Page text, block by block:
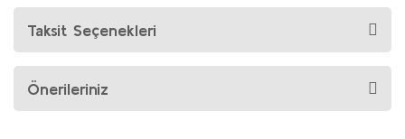
Taksit Seçenekleri
Önerileriniz